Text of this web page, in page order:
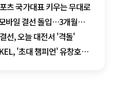
츠 국가대표 키우는 무대로
바일 결선 돌입…3개월
선, 오늘 대전서 '격돌'
'초대 챔피언' 유창호